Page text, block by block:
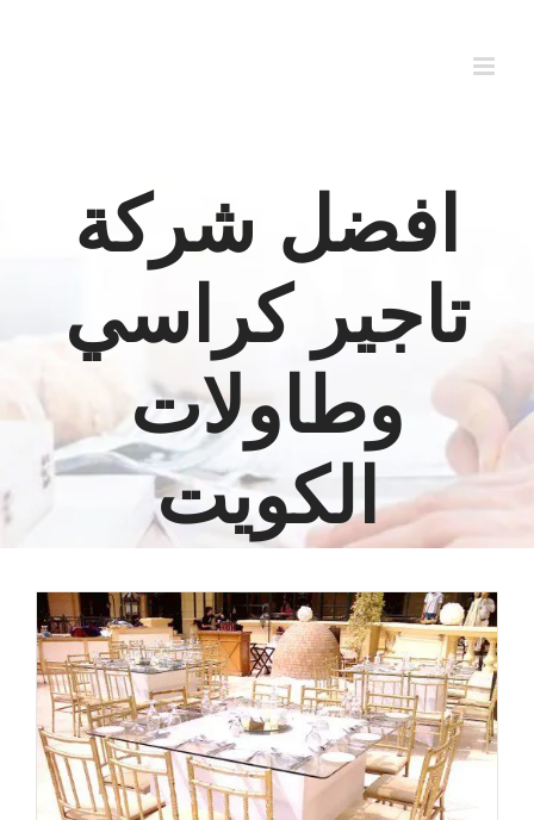
افضل شركة
تاجير كراسي
وطاولات
الكويت